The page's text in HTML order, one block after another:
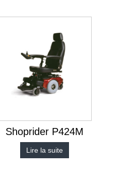
Shoprider P424M
Lire la suite